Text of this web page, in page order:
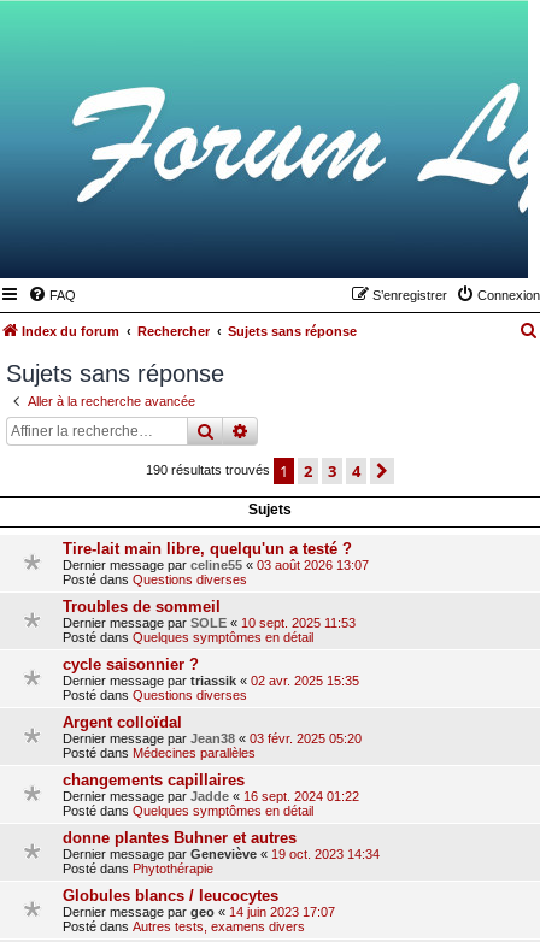
FAQ Connexion
S’enregistrer
Index du forum Rechercher Sujets sans réponse
Sujets sans réponse
Aller à la recherche avancée
rechercher
recherche
190 résultats trouvés 1 2 3 4
Sujets
Tire-lait main libre, quelqu'un a testé ?
Dernier message par celine55 « 03 août 2026 13:07
Posté dans Questions diverses
Troubles de sommeil
Dernier message par SOLE « 10 sept. 2025 11:53
Posté dans Quelques symptômes en détail
cycle saisonnier ?
Dernier message par triassik « 02 avr. 2025 15:35
Posté dans Questions diverses
Argent colloïdal
Dernier message par Jean38 « 03 févr. 2025 05:20
Posté dans Médecines parallèles
changements capillaires
Dernier message par Jadde « 16 sept. 2024 01:22
Posté dans Quelques symptômes en détail
donne plantes Buhner et autres
Dernier message par Geneviève « 19 oct. 2023 14:34
Posté dans Phytothérapie
Globules blancs / leucocytes
Dernier message par geo « 14 juin 2023 17:07
Posté dans Autres tests, examens divers